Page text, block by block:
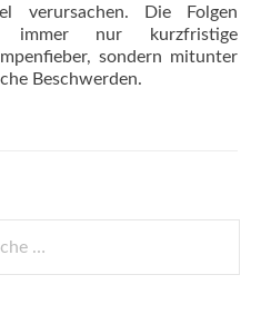
verursachen. Die Folgen
nur kurzfristige
sondern mitunter
Beschwerden.